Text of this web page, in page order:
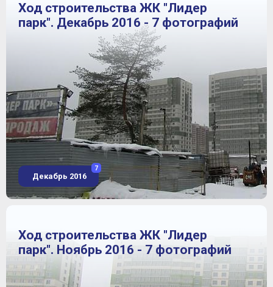
Ход строительства ЖК "Лидер
парк". Декабрь 2016 - 7 фотографий
Декабрь 2016
7
Ход строительства ЖК "Лидер
парк". Ноябрь 2016 - 7 фотографий